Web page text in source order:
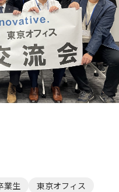
業生 東京オフィス